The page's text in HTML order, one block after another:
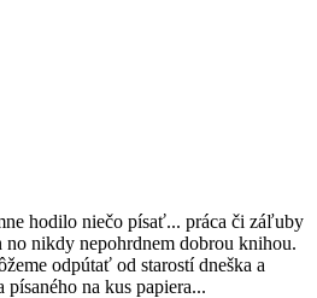
hodilo niečo písať... práca či záľuby
no nikdy nepohrdnem dobrou knihou.
odpútať od starostí dneška a
písaného na kus papiera...